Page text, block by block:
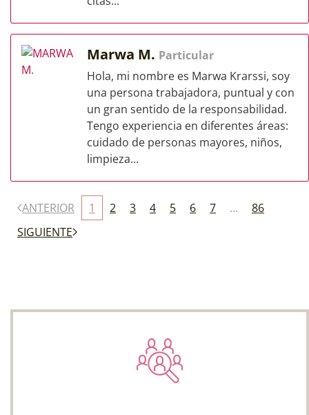
Marwa M. Particular
Hola, mi nombre es Marwa Krarssi, soy
una persona trabajadora, puntual y con
un gran sentido de la responsabilidad.
Tengo experiencia en diferentes áreas:
cuidado de personas mayores, niños,
limpieza...
ANTERIOR 1 2 3 4 5 6 7 ...
86
SIGUIENTE